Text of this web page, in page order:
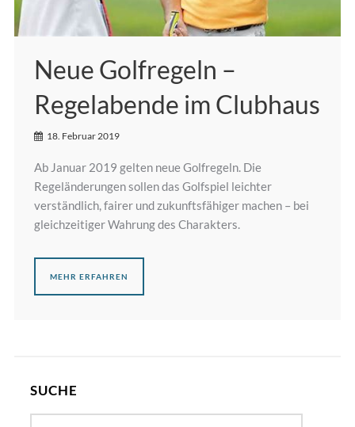
Neue Golfregeln –
Regelabende im Clubhaus
18. Februar 2019
Ab Januar 2019 gelten neue Golfregeln. Die
Regeländerungen sollen das Golfspiel leichter
verständlich, fairer und zukunftsfähiger machen – bei
gleichzeitiger Wahrung des Charakters.
MEHR ERFAHREN
SUCHE